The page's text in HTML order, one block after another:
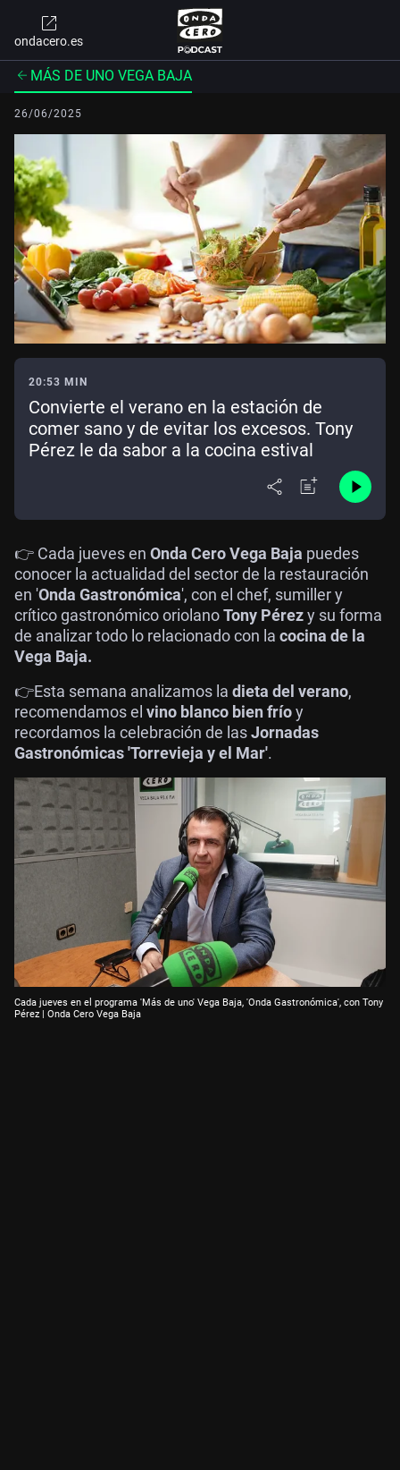
ondacero.es
MÁS DE UNO VEGA BAJA
26/06/2025
20:53 MIN
Convierte el verano en la estación de
comer sano y de evitar los excesos. Tony
Pérez le da sabor a la cocina estival
👉 Cada jueves en Onda Cero Vega Baja puedes
conocer la actualidad del sector de la restauración
en 'Onda Gastronómica', con el chef, sumiller y
crítico gastronómico oriolanoTony Pérezy su forma
de analizar todo lo relacionado con la cocina de la
Vega Baja.
👉Esta semana analizamos la dieta del verano,
recomendamos el vino blanco bien fríoy
recordamos la celebración de lasJornadas
Gastronómicas 'Torrevieja y el Mar'.
Cada jueves en el programa 'Más de uno' Vega Baja, 'Onda Gastronómica', con Tony
Pérez | Onda Cero Vega Baja